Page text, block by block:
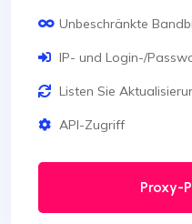
Unbeschränkte
IP- und Login-/
Listen Sie
API-Zugriff
Proxy-